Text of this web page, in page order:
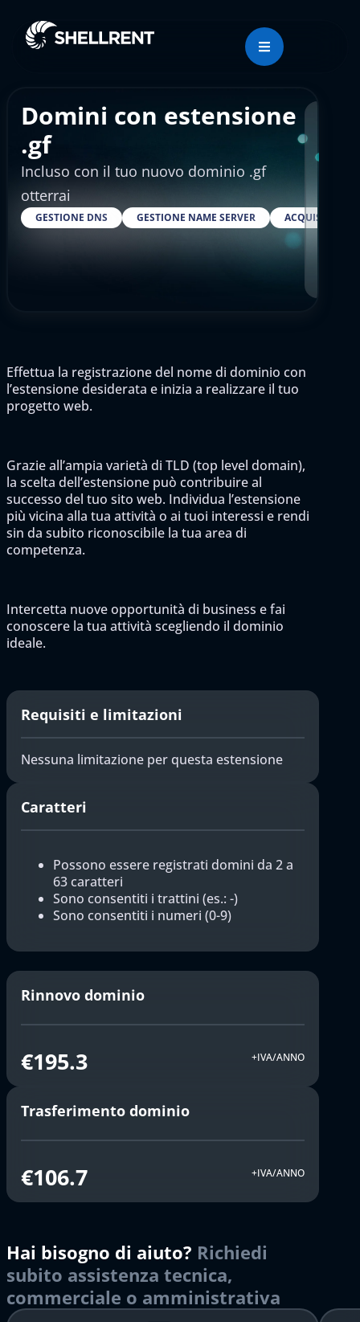
Domini con estensione
.gf
Incluso con il tuo nuovo dominio .gf
otterrai
GESTIONE DNS GESTIONE NAME SERVER ACQUISTARE
Effettua la registrazione del nome di dominio con
l’estensione desiderata e inizia a realizzare il tuo
progetto web.
Grazie all’ampia varietà di TLD (top level domain),
la scelta dell’estensione può contribuire al
successo del tuo sito web. Individua l’estensione
più vicina alla tua attività o ai tuoi interessi e rendi
sin da subito riconoscibile la tua area di
competenza.
Intercetta nuove opportunità di business e fai
conoscere la tua attività scegliendo il dominio
ideale.
Requisiti e limitazioni
Nessuna limitazione per questa estensione
Caratteri
Possono essere registrati domini da 2 a
63 caratteri
Sono consentiti i trattini (es.: -)
Sono consentiti i numeri (0-9)
Rinnovo dominio
€195.3 +IVA/ANNO
Trasferimento dominio
€106.7 +IVA/ANNO
Hai bisogno di aiuto? Richiedi
subito assistenza tecnica,
commerciale o amministrativa